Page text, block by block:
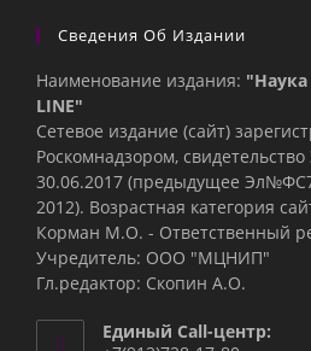
Сведения Об Издании
Наименование издания: "Наука
LINE"
Сетевое издание (сайт)
Роскомнадзором,
30.06.2017 (предыдущее
2012). Возрастная категория
Корман М.О. - Ответственный
Учредитель: ООО "МЦНИП"
Гл.редактор: Скопин А.О.
Единый Call-центр: